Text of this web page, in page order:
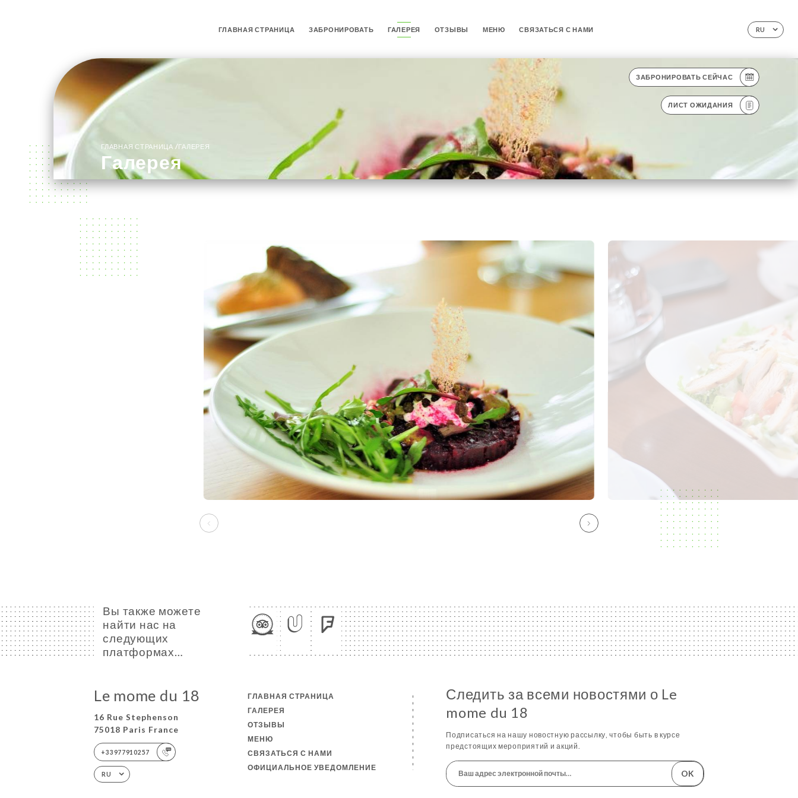
RU
ГЛАВНАЯ СТРАНИЦА ЗАБРОНИРОВАТЬ ГАЛЕРЕЯ ОТЗЫВЫ МЕНЮ СВЯЗАТЬСЯ С НАМИ
ЗАБРОНИРОВАТЬ СЕЙЧАС
ЛИСТ ОЖИДАНИЯ
ГЛАВНАЯ СТРАНИЦА /ГАЛЕРЕЯ
Галерея
Вы также можете
найти нас на
следующих
платформах…
Le mome du 18
16 Rue Stephenson
75018 Paris France
+33977910257
RU
ГЛАВНАЯ СТРАНИЦА
ГАЛЕРЕЯ
ОТЗЫВЫ
МЕНЮ
СВЯЗАТЬСЯ С НАМИ
ОФИЦИАЛЬНОЕ УВЕДОМЛЕНИЕ
Следить за всеми новостями о Le
mome du 18
Подписаться на нашу новостную рассылку, чтобы быть в курсе
предстоящих мероприятий и акций.
OK